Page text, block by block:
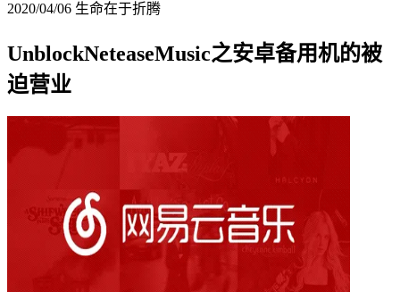
2020/04/06 生命在于折腾
UnblockNeteaseMusic之安卓备用机的被
迫营业